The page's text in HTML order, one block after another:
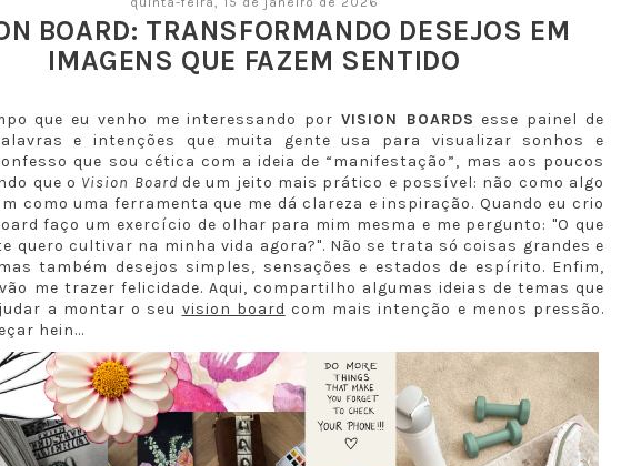
BOARD: TRANSFORMANDO DESEJOS EM
IMAGENS QUE FAZEM SENTIDO
que eu venho me interessando por VISION BOARDS esse painel de
e intenções que muita gente usa para visualizar sonhos e
que sou cética com a ideia de “manifestação”, mas aos poucos
que o Vision Board de um jeito mais prático e possível: não como algo
como uma ferramenta que me dá clareza e inspiração. Quando eu crio
faço um exercício de olhar para mim mesma e me pergunto: "O que
quero cultivar na minha vida agora?". Não se trata só coisas grandes e
também desejos simples, sensações e estados de espírito. Enfim,
me trazer felicidade. Aqui, compartilho algumas ideias de temas que
a montar o seu vision board com mais intenção e menos pressão.
hein...